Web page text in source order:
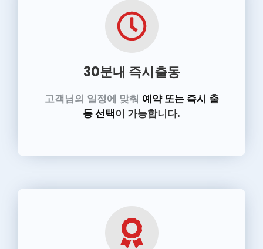
30분내 즉시출동
고객님의 일정에 맞춰 예약 또는 즉시 출
동 선택이 가능합니다.